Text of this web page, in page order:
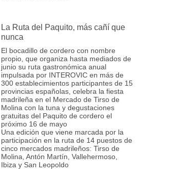
La Ruta del Paquito, más cañí que
nunca
El bocadillo de cordero con nombre
propio, que organiza hasta mediados de
junio su ruta gastronómica anual
impulsada por INTEROVIC en más de
300 establecimientos participantes de 15
provincias españolas, celebra la fiesta
madrileña en el Mercado de Tirso de
Molina con la tuna y degustaciones
gratuitas del Paquito de cordero el
próximo 16 de mayo
Una edición que viene marcada por la
participación en la ruta de 14 puestos de
cinco mercados madrileños: Tirso de
Molina, Antón Martín, Vallehermoso,
Ibiza y San Leopoldo